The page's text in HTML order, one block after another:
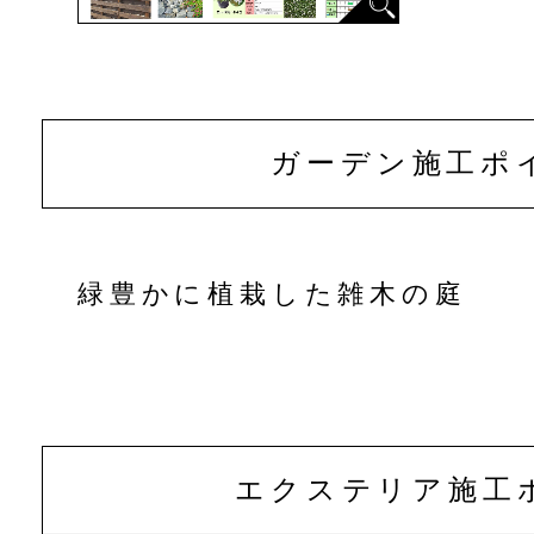
ガーデン 施工ポ
緑豊かに植栽した雑木の庭
エクステリア 施工